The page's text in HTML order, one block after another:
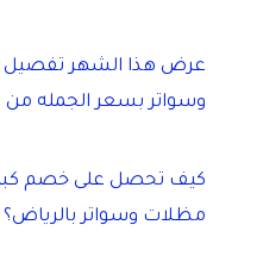
عرض هذا الشهر
وسواتر بسعر الجمله من
كيف تحصل على خصم
مظلات وسواتر بالرياض؟